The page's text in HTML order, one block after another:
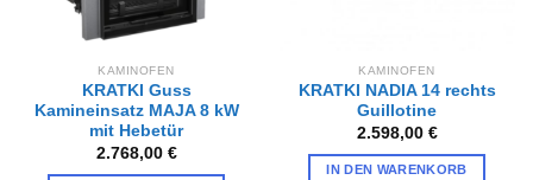
KAMINOFEN
KRATKI Guss
Kamineinsatz MAJA 8 kW
mit Hebetür
2.768,00 €
KAMINOFEN
KRATKI NADIA 14 rechts
Guillotine
2.598,00 €
IN DEN WARENKORB